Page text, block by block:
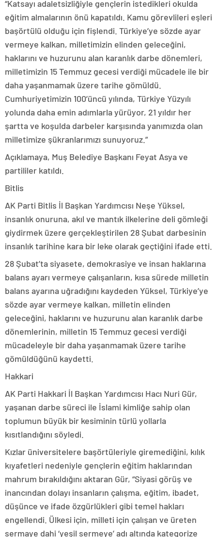
“Katsayı adaletsizliğiyle gençlerin istedikleri okulda
eğitim almalarının önü kapatıldı. Kamu görevlileri eşleri
başörtülü olduğu için fişlendi. Türkiye’ye sözde ayar
vermeye kalkan, milletimizin elinden geleceğini,
haklarını ve huzurunu alan karanlık darbe dönemleri,
milletimizin 15 Temmuz gecesi verdiği mücadele ile bir
daha yaşanmamak üzere tarihe gömüldü.
Cumhuriyetimizin 100’üncü yılında, Türkiye Yüzyılı
yolunda daha emin adımlarla yürüyor, 21 yıldır her
şartta ve koşulda darbeler karşısında yanımızda olan
milletimize şükranlarımızı sunuyoruz.”
Açıklamaya, Muş Belediye Başkanı Feyat Asya ve
partililer katıldı.
Bitlis
AK Parti Bitlis İl Başkan Yardımcısı Neşe Yüksel,
insanlık onuruna, akıl ve mantık ilkelerine deli gömleği
giydirmek üzere gerçekleştirilen 28 Şubat darbesinin
insanlık tarihine kara bir leke olarak geçtiğini ifade etti.
28 Şubat’ta siyasete, demokrasiye ve insan haklarına
balans ayarı vermeye çalışanların, kısa sürede milletin
balans ayarına uğradığını kaydeden Yüksel, Türkiye’ye
sözde ayar vermeye kalkan, milletin elinden
geleceğini, haklarını ve huzurunu alan karanlık darbe
dönemlerinin, milletin 15 Temmuz gecesi verdiği
mücadeleyle bir daha yaşanmamak üzere tarihe
gömüldüğünü kaydetti.
Hakkari
AK Parti Hakkari İl Başkan Yardımcısı Hacı Nuri Gür,
yaşanan darbe süreci ile İslami kimliğe sahip olan
toplumun büyük bir kesiminin türlü yollarla
kısıtlandığını söyledi.
Kızlar üniversitelere başörtüleriyle giremediğini, kılık
kıyafetleri nedeniyle gençlerin eğitim haklarından
mahrum bırakıldığını aktaran Gür, “Siyasi görüş ve
inancından dolayı insanların çalışma, eğitim, ibadet,
düşünce ve ifade özgürlükleri gibi temel hakları
engellendi. Ülkesi için, milleti için çalışan ve üreten
sermaye dahi ‘yeşil sermeye’ adı altında kategorize